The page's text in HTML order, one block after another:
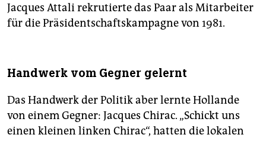
Jacques Attali rekrutierte das Paar als Mitarbeiter
für die Präsidentschaftskampagne von 1981.
Handwerk vom Gegner gelernt
Das Handwerk der Politik aber lernte Hollande
von einem Gegner: Jacques Chirac. „Schickt uns
einen kleinen linken Chirac“, hatten die lokalen